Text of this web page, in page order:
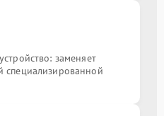
заменяет
специализированной